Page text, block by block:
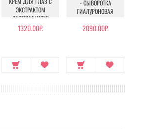
ЭКСТРАКТОМ
ЛАСТОЧКИНОГО
ГНЕЗДА
1320.00Р.
- СЫВОРОТКА
ГИАЛУРОНОВАЯ
2090.00Р.